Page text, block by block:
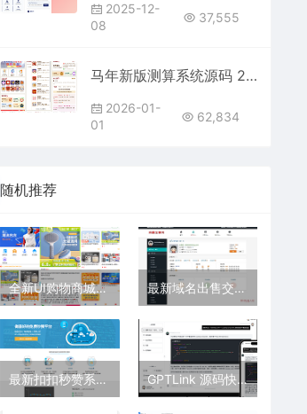
2025-12-
08
37,555
马年新版测算系统源码 2026全开源修复版 支持易支付带教程
2026-01-
01
62,834
随机推荐
全新UI购物商城系统源码 电商开源商城源码 PHP商城实物虚拟商城源码 最新域名出售交易平台源码修复版 域名买卖网平台 域名转让交易平台
最新扣扣秒赞系统源码 秒赞系统网站源码 云开秒赞系统 GPTLink 源码快速搭建 ChatGPT 商用站点